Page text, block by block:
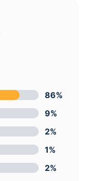
86%
9%
2%
1%
2%